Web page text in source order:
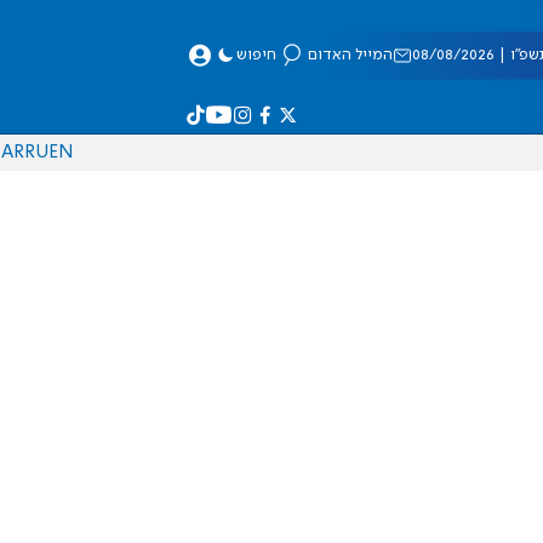
08/2026 המייל האדום חיפוש
EN
RU
AR